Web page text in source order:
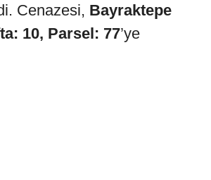
Cenazesi, Bayraktepe
10, Parsel: 77’ye